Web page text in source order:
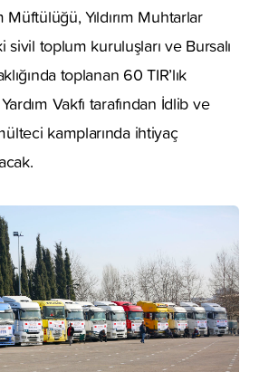
Müftülüğü, Yıldırım Muhtarlar
toplum kuruluşları ve Bursalı
toplanan 60 TIR’lık
Vakfı tarafından İdlib ve
kamplarında ihtiyaç